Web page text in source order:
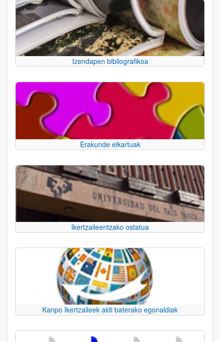
Izendapen bibliografikoa
Erakunde elkartuak
Ikertzaileentzako ostatua
Kanpo Ikertzaileek aldi baterako egonaldiak